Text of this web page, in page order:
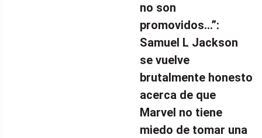
no son
promovidos…”:
Samuel L Jackson
se vuelve
brutalmente honesto
acerca de que
Marvel no tiene
miedo de tomar una